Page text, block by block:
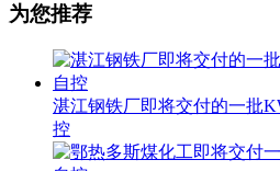
为您推荐
湛江钢铁厂即将交付的一批
控